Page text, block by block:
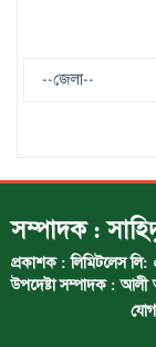
সম্পাদক :
প্রকাশক : লিমিটলেস লি:
উপদেষ্টা সম্পাদক :